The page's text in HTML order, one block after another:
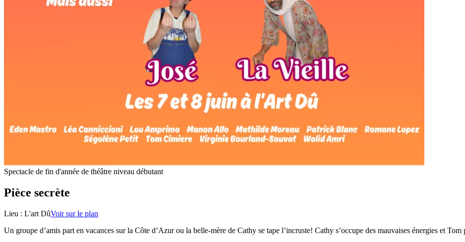
Spectacle de fin d'année de théâtre niveau débutant
Pièce secrète
Lieu : L'art DûVoir sur le plan
Un groupe d’amis part en vacances sur la Côte d’Azur ou la belle-mère de Cathy se tape l’incruste! Cathy s’occupe des mauvaises énergies et